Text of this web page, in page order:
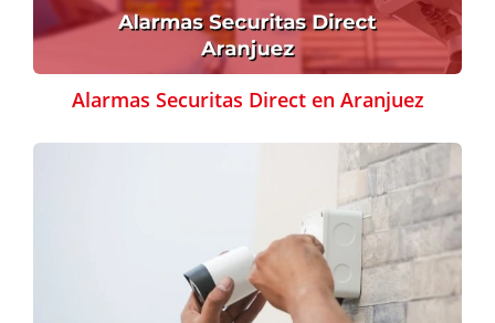
Alarmas Securitas Direct en Aranjuez